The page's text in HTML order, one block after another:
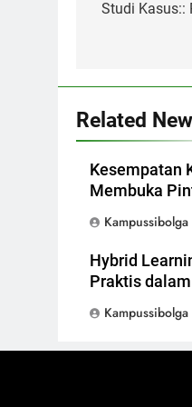
Studi Kasus::
Related
Kesempatan
Membuka
Kampussibolga
Hybrid
Praktis
Kampussibolga